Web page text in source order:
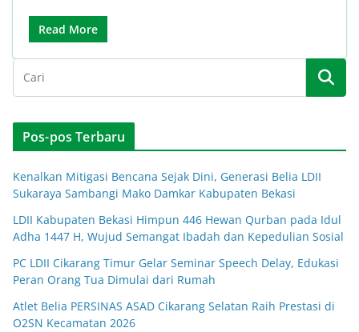
Read More
Pos-pos Terbaru
Kenalkan Mitigasi Bencana Sejak Dini, Generasi Belia LDII
Sukaraya Sambangi Mako Damkar Kabupaten Bekasi
LDII Kabupaten Bekasi Himpun 446 Hewan Qurban pada Idul
Adha 1447 H, Wujud Semangat Ibadah dan Kepedulian Sosial
PC LDII Cikarang Timur Gelar Seminar Speech Delay, Edukasi
Peran Orang Tua Dimulai dari Rumah
Atlet Belia PERSINAS ASAD Cikarang Selatan Raih Prestasi di
O2SN Kecamatan 2026